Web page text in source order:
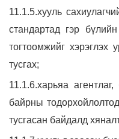
11.1.5.хууль
стандартад гэр
тогтоомжийг хэрэглэх
тусгах;
11.1.6.харьяа
байрны
тусгасан байдалд